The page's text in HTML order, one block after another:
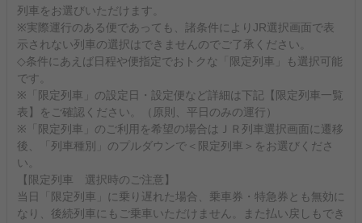
列車をお選びいただけます。
※実際運行のある便であっても、諸条件によりJR選択画面で表
示されない列車の選択はできませんのでご了承ください。
◇条件にあえば日程や便指定でおトクな「限定列車」も選択可能
です。
※「限定列車」の設定日・設定便など詳細は下記【限定列車一覧
表】をご確認ください。（原則、平日のみの運行）
※「限定列車」のご利用を希望の場合はＪＲ列車選択画面に遷移
後、「列車種別」のプルダウンで＜限定列車＞をお選びくださ
い。
【限定列車 選択時のご注意】
当日「限定列車」に乗り遅れた場合、乗車券・特急券とも無効に
なり、後続列車にもご乗車いただけません。また払い戻しもでき